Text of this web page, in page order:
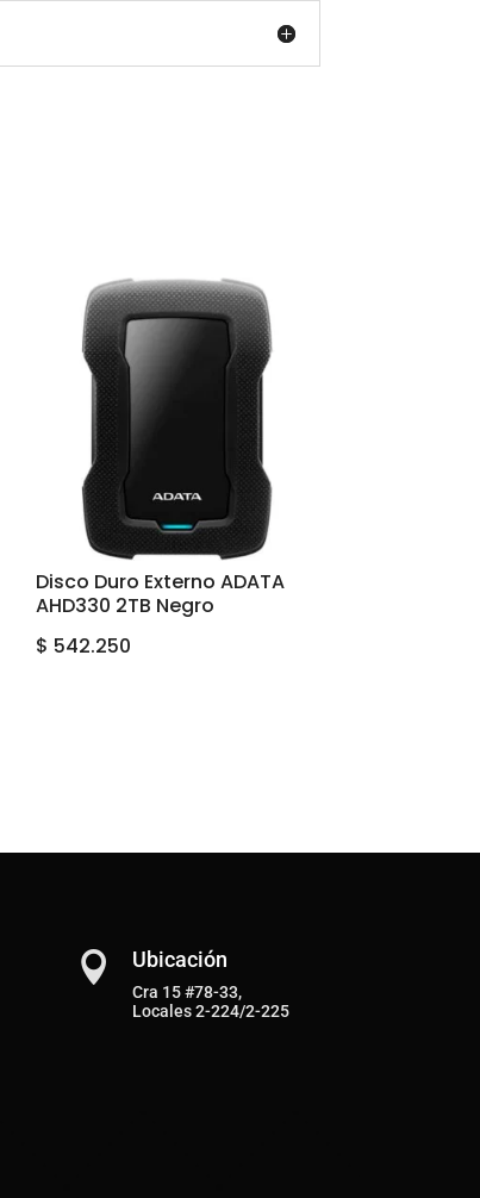
Disco Duro Externo ADATA
AHD330 2TB Negro
$ 542.250
 Ubicación
Cra 15 #78-33,
Locales 2-224/2-225